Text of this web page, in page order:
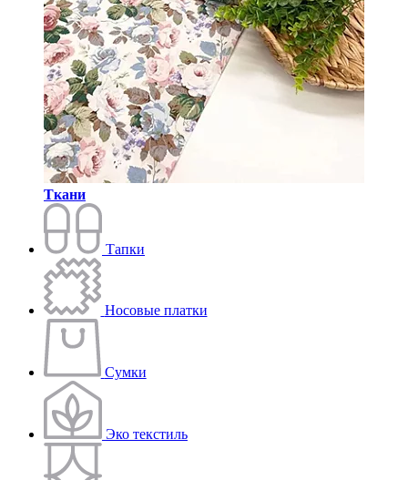
Ткани
Тапки
Носовые платки
Сумки
Эко текстиль